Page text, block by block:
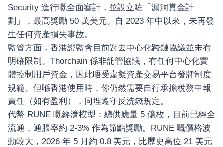
Security 進行嘅全面審計，並設立咗「漏洞賞金計
劃」，最高獎勵 50 萬美元。自 2023 年中以來，未再發
生任何資產損失事故。
監管方面，香港證監會目前對去中心化跨鏈協議並未有
明確限制。Thorchain 係非託管協議，冇任何中心化實
體控制用戶資金，因此唔受虛擬資產交易平台發牌制度
規範。但喺香港使用時，你仍然需要自行承擔稅務申報
責任（如有盈利），同埋遵守反洗錢規定。
代幣 RUNE 嘅經濟模型：總供應量 5 億枚，目前已經全
流通，通脹率約 2-3% 作為節點獎勵。RUNE 嘅價格波
動較大，2026 年 5 月約 0.8 美元，比歷史高位 21 美元